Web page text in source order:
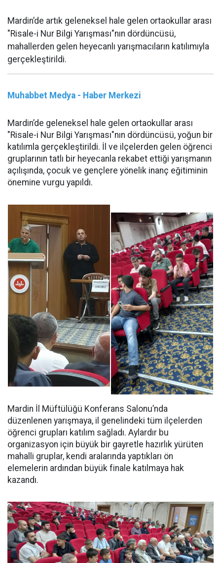
Mardin’de artık geleneksel hale gelen ortaokullar arası
"Risale-i Nur Bilgi Yarışması"nın dördüncüsü,
mahallerden gelen heyecanlı yarışmacıların katılımıyla
gerçekleştirildi.
Muhabbet Medya - Haber Merkezi
Mardin’de geleneksel hale gelen ortaokullar arası
"Risale-i Nur Bilgi Yarışması"nın dördüncüsü, yoğun bir
katılımla gerçekleştirildi. İl ve ilçelerden gelen öğrenci
gruplarının tatlı bir heyecanla rekabet ettiği yarışmanın
açılışında, çocuk ve gençlere yönelik inanç eğitiminin
önemine vurgu yapıldı.
Mardin İl Müftülüğü Konferans Salonu’nda
düzenlenen yarışmaya, il genelindeki tüm ilçelerden
öğrenci grupları katılım sağladı. Aylardır bu
organizasyon için büyük bir gayretle hazırlık yürüten
mahalli gruplar, kendi aralarında yaptıkları ön
elemelerin ardından büyük finale katılmaya hak
kazandı.